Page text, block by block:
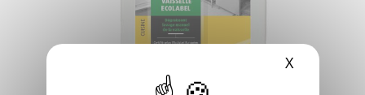
XMasquer